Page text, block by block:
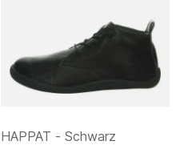
HAPPAT - Schwarz